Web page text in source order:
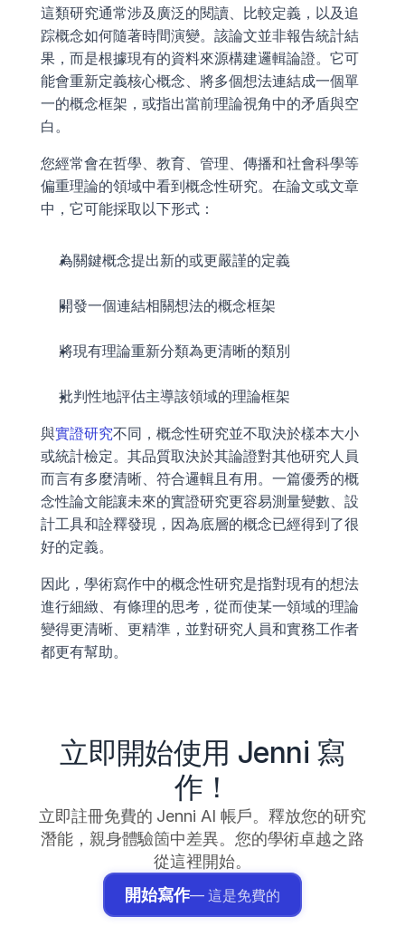
這類研究通常涉及廣泛的閱讀、比較定義，以及追
踪概念如何隨著時間演變。該論文並非報告統計結
果，而是根據現有的資料來源構建邏輯論證。它可
能會重新定義核心概念、將多個想法連結成一個單
一的概念框架，或指出當前理論視角中的矛盾與空
白。
您經常會在哲學、教育、管理、傳播和社會科學等
偏重理論的領域中看到概念性研究。在論文或文章
中，它可能採取以下形式：
為關鍵概念提出新的或更嚴謹的定義
開發一個連結相關想法的概念框架
將現有理論重新分類為更清晰的類別
批判性地評估主導該領域的理論框架
與實證研究不同，概念性研究並不取決於樣本大小
或統計檢定。其品質取決於其論證對其他研究人員
而言有多麼清晰、符合邏輯且有用。一篇優秀的概
念性論文能讓未來的實證研究更容易測量變數、設
計工具和詮釋發現，因為底層的概念已經得到了很
好的定義。
因此，學術寫作中的概念性研究是指對現有的想法
進行細緻、有條理的思考，從而使某一領域的理論
變得更清晰、更精準，並對研究人員和實務工作者
都更有幫助。
立即開始使用 Jenni 寫
作！
立即註冊免費的 Jenni AI 帳戶。釋放您的研究
潛能，親身體驗箇中差異。您的學術卓越之路
從這裡開始。
開始寫作— 這是免費的